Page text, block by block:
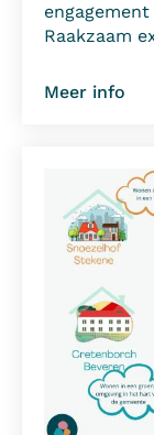
Raakzaam
Meer info